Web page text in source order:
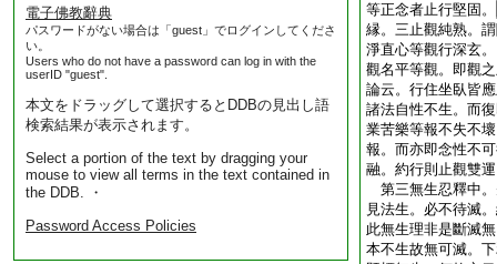
電子佛教辭典
パスワードがない場合は「guest」でログインしてくださ
い。
Users who do not have a password can log in with the
userID "guest".
本文をドラッグして選択するとDDBの見出し語
検索結果が表示されます。
Select a portion of the text by dragging your
mouse to view all terms in the text contained in
the DDB. ・
Password Access Policies
等正念者止行堅固。
縁。三止觀純熟。
淨直心等觀行深玄
觀名平等觀。即觀
論云。行住坐臥皆
諸法自性不生。而
業苦樂等報不失不
報。而亦即念性不
融。約行則止觀雙
第三無生忍釋中
見法生。必不待滅
此無生理非是斷滅
本不生故無可滅。